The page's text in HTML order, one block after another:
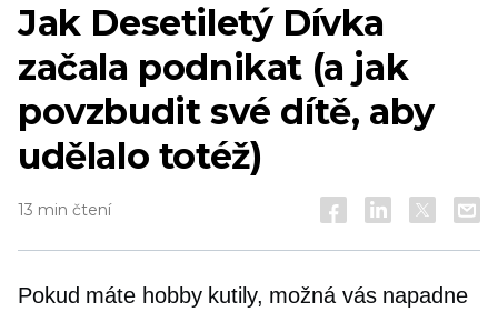
Jak DesetiletýDívka
začala podnikat (a jak
povzbudit své dítě, aby
udělalo totéž)
13 min čtení
Pokud máte hobby kutily, možná vás napadne